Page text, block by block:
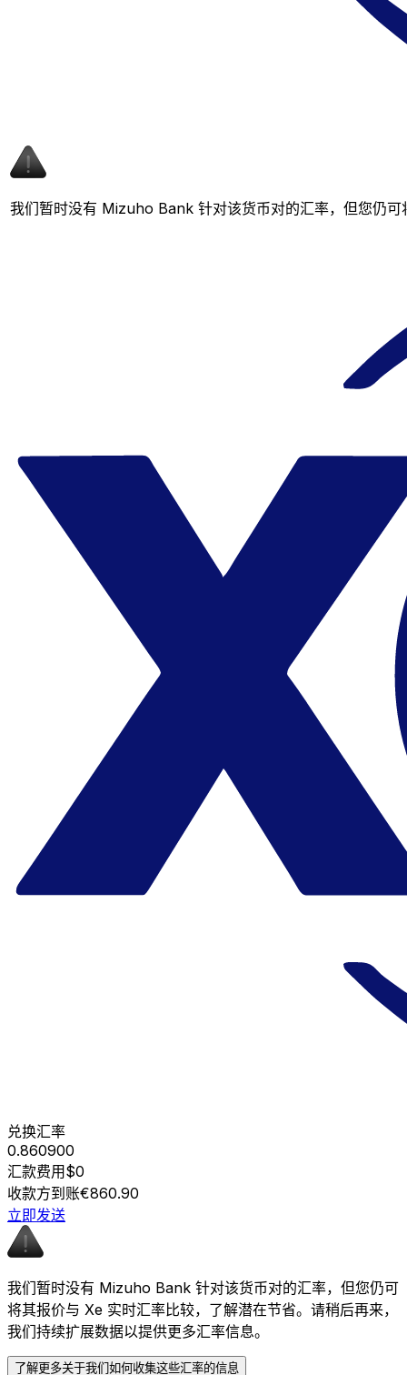
我们暂时没有 Mizuho Bank 针对该货币对的汇率，但您仍
兑换汇率
0.860900
汇款费用$0
收款方到账€860.90
立即发送
我们暂时没有 Mizuho Bank 针对该货币对的汇率，但您仍可
将其报价与 Xe 实时汇率比较，了解潜在节省。请稍后再来，
我们持续扩展数据以提供更多汇率信息。
了解更多关于我们如何收集这些汇率的信息